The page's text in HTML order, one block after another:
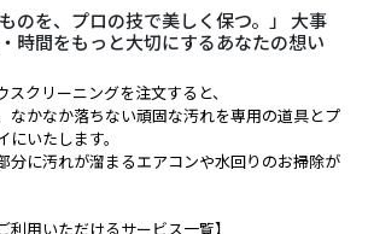
のを、プロの技で美しく保つ。」 大事
時間をもっと大切にするあなたの想い
クリーニングを注文すると、
なかなか落ちない頑固な汚れを専用の道具とプ
いたします。
分に汚れが溜まるエアコンや水回りのお掃除が
利用いただけるサービス一覧】